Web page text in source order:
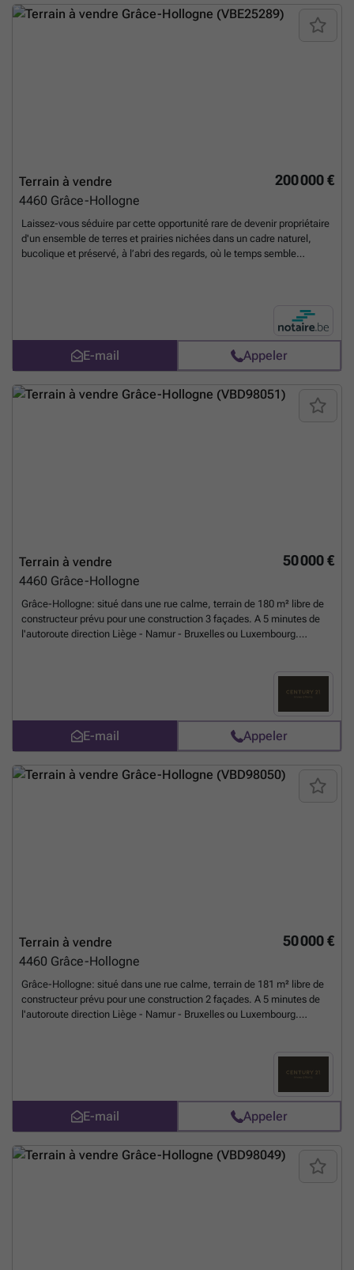
bucolique ; Frais de mesurage, de bornage, d'équipement et de
raccordement à charge de l'acquéreur. La présente vente comporte
200 000 €
Terrain à vendre
4460 Grâce-Hollogne
Laissez-vous séduire par cette opportunité rare de devenir propriétaire
d'un ensemble de terres et prairies nichées dans un cadre naturel,
bucolique et préservé, à l’abri des regards, où le temps semble
porteurs de projets en tout genre tournés vers l'agriculture, ou tout
simplement ceux en quête d’un coin de paradis à l’écart de l’agitation.
L'ensemble se trouve pour partie en zone d'habitat et pour partie en
zone agricole pour une superficie globale de 2ha 14a 26ca Une
propriété à découvrir, plus qu’à décrire.En savoir plus ?
E-mail Appeler
50 000 €
Terrain à vendre
4460 Grâce-Hollogne
Grâce-Hollogne: situé dans une rue calme, terrain de 180 m² libre de
constructeur prévu pour une construction 3 façades. A 5 minutes de
l'autoroute direction Liège - Namur - Bruxelles ou Luxembourg.
E-mail Appeler
50 000 €
Terrain à vendre
4460 Grâce-Hollogne
Grâce-Hollogne: situé dans une rue calme, terrain de 181 m² libre de
constructeur prévu pour une construction 2 façades. A 5 minutes de
l'autoroute direction Liège - Namur - Bruxelles ou Luxembourg.
E-mail Appeler